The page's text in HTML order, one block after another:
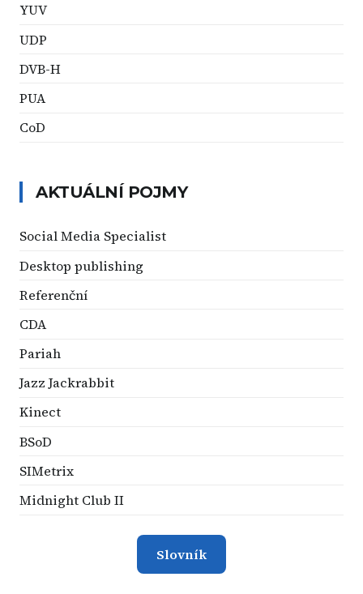
YUV
UDP
DVB-H
PUA
CoD
AKTUÁLNÍ POJMY
Social Media Specialist
Desktop publishing
Referenční
CDA
Pariah
Jazz Jackrabbit
Kinect
BSoD
SIMetrix
Midnight Club II
Slovník